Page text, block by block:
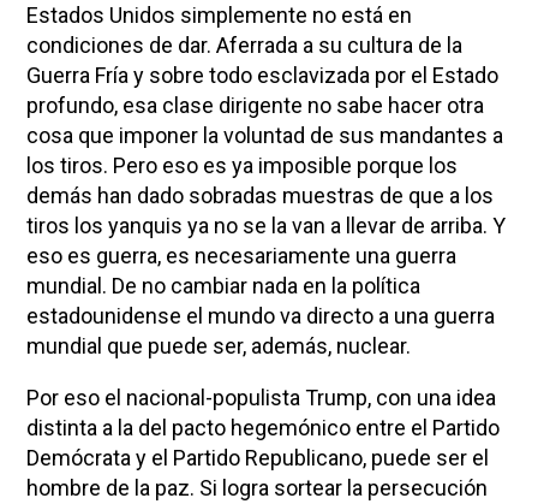
Estados Unidos simplemente no está en
condiciones de dar. Aferrada a su cultura de la
Guerra Fría y sobre todo esclavizada por el Estado
profundo, esa clase dirigente no sabe hacer otra
cosa que imponer la voluntad de sus mandantes a
los tiros. Pero eso es ya imposible porque los
demás han dado sobradas muestras de que a los
tiros los yanquis ya no se la van a llevar de arriba. Y
eso es guerra, es necesariamente una guerra
mundial. De no cambiar nada en la política
estadounidense el mundo va directo a una guerra
mundial que puede ser, además, nuclear.
Por eso el nacional-populista Trump, con una idea
distinta a la del pacto hegemónico entre el Partido
Demócrata y el Partido Republicano, puede ser el
hombre de la paz. Si logra sortear la persecución